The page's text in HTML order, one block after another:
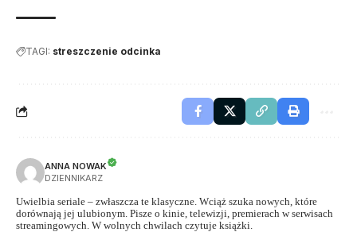
TAGI: streszczenie odcinka
ANNA NOWAK
DZIENNIKARZ
Uwielbia seriale – zwłaszcza te klasyczne. Wciąż szuka nowych, które
dorównają jej ulubionym. Pisze o kinie, telewizji, premierach w serwisach
streamingowych. W wolnych chwilach czytuje książki.